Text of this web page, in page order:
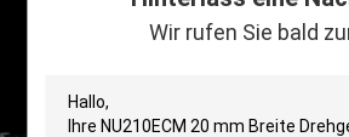
Wir rufen Sie bald